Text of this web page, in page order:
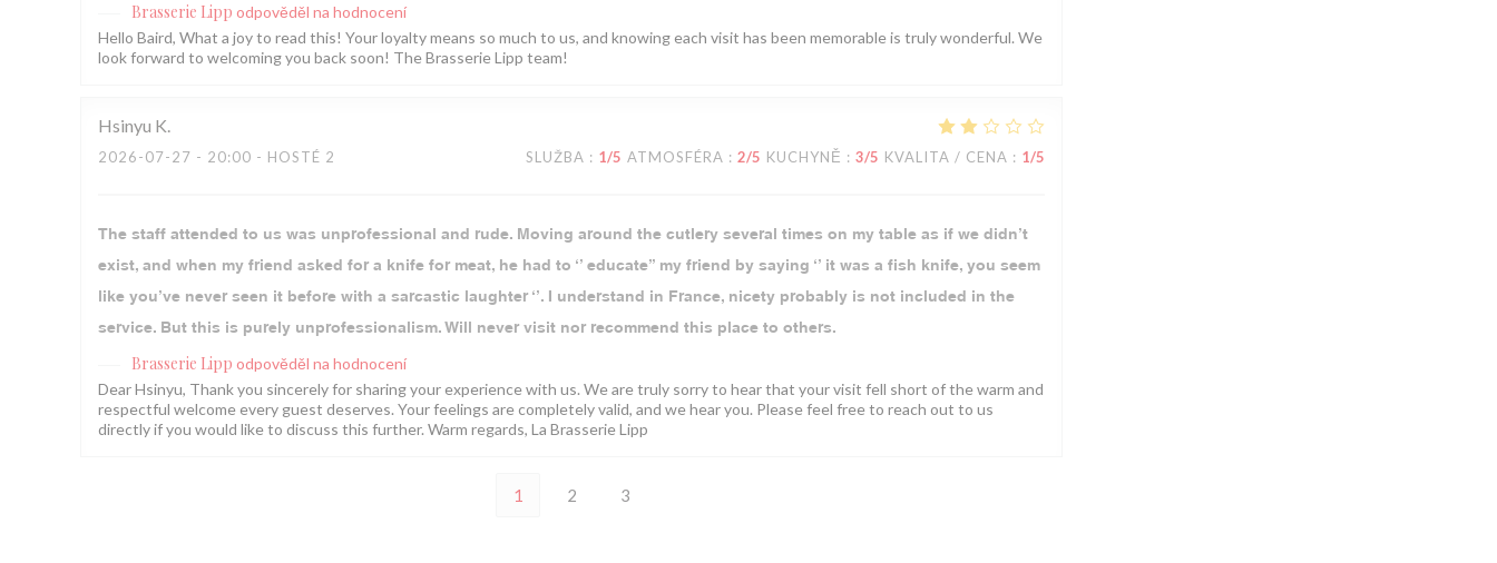
Brasserie Lipp odpověděl na hodnocení
Hello Baird, What a joy to read this! Your loyalty means so much to us, and knowing each visit has been memorable is truly wonderful. We
look forward to welcoming you back soon! The Brasserie Lipp team!
Hsinyu K
2026-07-27 - 20:00 - HOSTÉ 2 SLUŽBA : 1/5 ATMOSFÉRA : 2/5 KUCHYNĚ : 3/5 KVALITA / CENA : 1/5
The staff attended to us was unprofessional and rude. Moving around the cutlery several times on my table as if we didn’t
exist, and when my friend asked for a knife for meat, he had to ‘’ educate’’ my friend by saying ‘’ it was a fish knife, you seem
like you’ve never seen it before with a sarcastic laughter ‘’. I understand in France, nicety probably is not included in the
service. But this is purely unprofessionalism. Will never visit nor recommend this place to others.
Brasserie Lipp odpověděl na hodnocení
Dear Hsinyu, Thank you sincerely for sharing your experience with us. We are truly sorry to hear that your visit fell short of the warm and
respectful welcome every guest deserves. Your feelings are completely valid, and we hear you. Please feel free to reach out to us
directly if you would like to discuss this further. Warm regards, La Brasserie Lipp
1 2 3